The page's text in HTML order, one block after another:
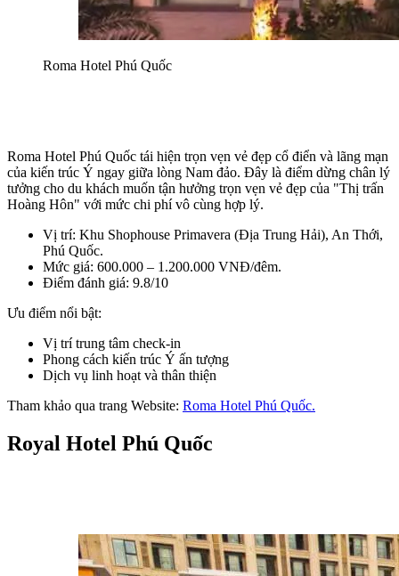
Roma Hotel Phú Quốc
Roma Hotel Phú Quốc tái hiện trọn vẹn vẻ đẹp cổ điển và lãng mạn
của kiến trúc Ý ngay giữa lòng Nam đảo. Đây là điểm dừng chân lý
tưởng cho du khách muốn tận hưởng trọn vẹn vẻ đẹp của "Thị trấn
Hoàng Hôn" với mức chi phí vô cùng hợp lý.
Vị trí: Khu Shophouse Primavera (Địa Trung Hải), An Thới,
Phú Quốc.
Mức giá: 600.000 – 1.200.000 VNĐ/đêm.
Điểm đánh giá: 9.8/10
Ưu điểm nổi bật:
Vị trí trung tâm check-in
Phong cách kiến trúc Ý ấn tượng
Dịch vụ linh hoạt và thân thiện
Tham khảo qua trang Website: Roma Hotel Phú Quốc.
Royal Hotel Phú Quốc